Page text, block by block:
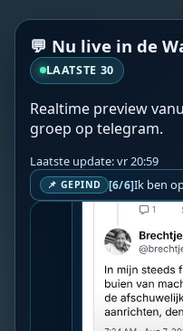
💬 Nu live in de
LAATSTE 30
Realtime preview
groep op telegram.
Laatste update: vr 20:59
📌 GEPIND [6/6]